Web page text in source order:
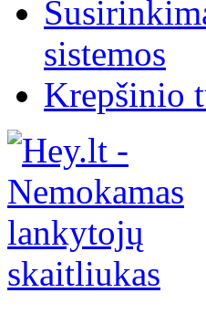
sistemos
Krepšinio